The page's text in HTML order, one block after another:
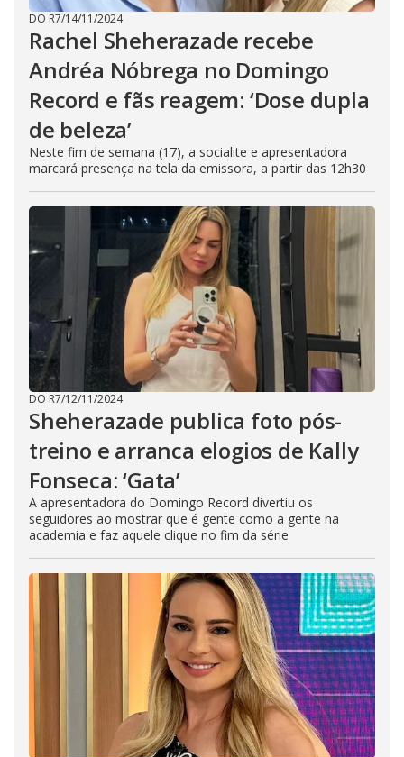
DO R7/14/11/2024
Rachel Sheherazade recebe
Andréa Nóbrega no Domingo
Record e fãs reagem: ‘Dose dupla
de beleza’
Neste fim de semana (17), a socialite e apresentadora
marcará presença na tela da emissora, a partir das 12h30
DO R7/12/11/2024
Sheherazade publica foto pós-
treino e arranca elogios de Kally
Fonseca: ‘Gata’
A apresentadora do Domingo Record divertiu os
seguidores ao mostrar que é gente como a gente na
academia e faz aquele clique no fim da série